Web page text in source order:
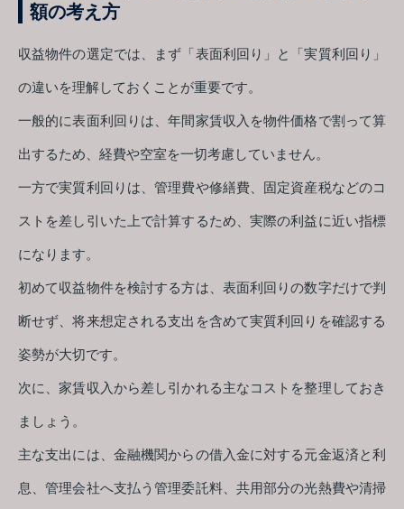
額の考え方
収益物件の選定では、まず「表面利回り」と「実質利回り」
の違いを理解しておくことが重要です。
一般的に表面利回りは、年間家賃収入を物件価格で割って算
出するため、経費や空室を一切考慮していません。
一方で実質利回りは、管理費や修繕費、固定資産税などのコ
ストを差し引いた上で計算するため、実際の利益に近い指標
になります。
初めて収益物件を検討する方は、表面利回りの数字だけで判
断せず、将来想定される支出を含めて実質利回りを確認する
姿勢が大切です。
次に、家賃収入から差し引かれる主なコストを整理しておき
ましょう。
主な支出には、金融機関からの借入金に対する元金返済と利
息、管理会社へ支払う管理委託料、共用部分の光熱費や清掃